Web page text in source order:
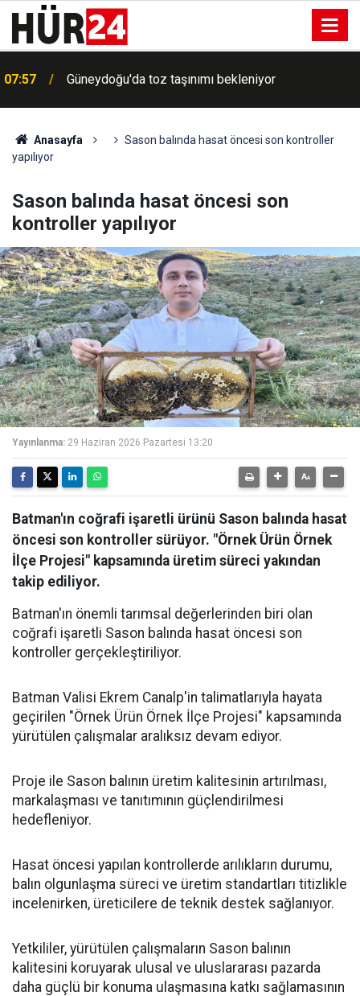
07:57 Güneydoğu'da toz taşınımı bekleniyor
Anasayfa
Sason balında hasat öncesi son kontroller
yapılıyor
Sason balında hasat öncesi son
kontroller yapılıyor
Yayınlanma: 29 Haziran 2026 Pazartesi 13:20
Batman'ın coğrafi işaretli ürünü Sason balında hasat
öncesi son kontroller sürüyor. "Örnek Ürün Örnek
İlçe Projesi" kapsamında üretim süreci yakından
takip ediliyor.
Batman'ın önemli tarımsal değerlerinden biri olan
coğrafi işaretli Sason balında hasat öncesi son
kontroller gerçekleştiriliyor.
Batman Valisi Ekrem Canalp'in talimatlarıyla hayata
geçirilen "Örnek Ürün Örnek İlçe Projesi" kapsamında
yürütülen çalışmalar aralıksız devam ediyor.
Proje ile Sason balının üretim kalitesinin artırılması,
markalaşması ve tanıtımının güçlendirilmesi
hedefleniyor.
Hasat öncesi yapılan kontrollerde arılıkların durumu,
balın olgunlaşma süreci ve üretim standartları titizlikle
incelenirken, üreticilere de teknik destek sağlanıyor.
Yetkililer, yürütülen çalışmaların Sason balının
kalitesini koruyarak ulusal ve uluslararası pazarda
daha güçlü bir konuma ulaşmasına katkı sağlamasının